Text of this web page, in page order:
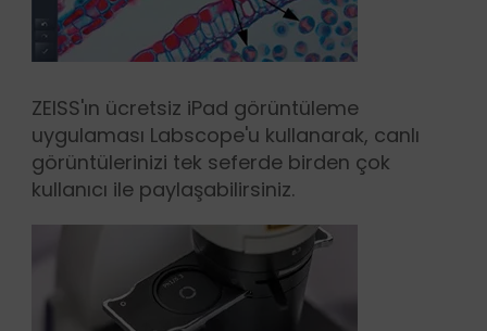
ZEISS'ın ücretsiz iPad görüntüleme
uygulaması Labscope'u kullanarak, canlı
görüntülerinizi tek seferde birden çok
kullanıcı ile paylaşabilirsiniz.